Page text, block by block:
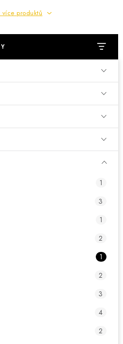
OSVĚTLENÍ
ČASTO KLADENÉ OTÁZKY, FAQ
více produktů
1
3
1
2
1
2
3
4
2